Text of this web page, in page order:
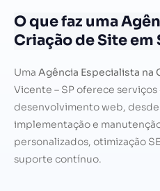
O que faz uma
Criação de Site em
Uma Agência Especialista na
Vicente – SP oferece
desenvolvimento web,
implementação e
personalizados, otimização
suporte contínuo.